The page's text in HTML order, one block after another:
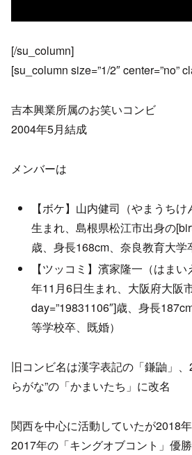
[/su_column]
[su_column size=”1/2″ center=”no”
吉本興業所属のお笑いコンビ
2004年5月結成
メンバーは
【ボケ】山内健司（やまうち
生まれ、島根県松江市出身の
歳、身長168cm、奈良教育大学
【ツッコミ】濱家隆一（はま
年11月6日生まれ、大阪府大阪
day=”19831106″]歳、身長
等学校卒、既婚）
旧コンビ名は漢字表記の「鎌鼬」
らがな”の「かまいたち」に改名
関西を中心に活動していたが2018
2017年の「キングオブコント」優